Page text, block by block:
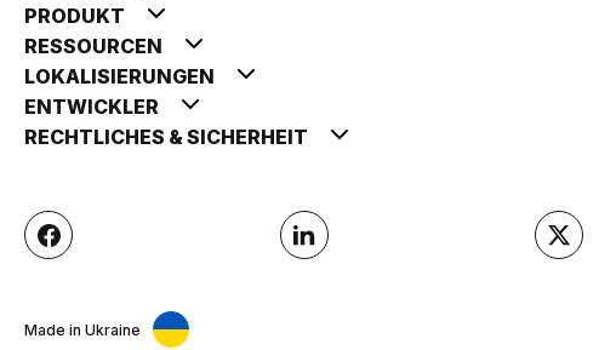
PRODUKT
RESSOURCEN
LOKALISIERUNGEN
ENTWICKLER
RECHTLICHES & SICHERHEIT
Made in Ukraine